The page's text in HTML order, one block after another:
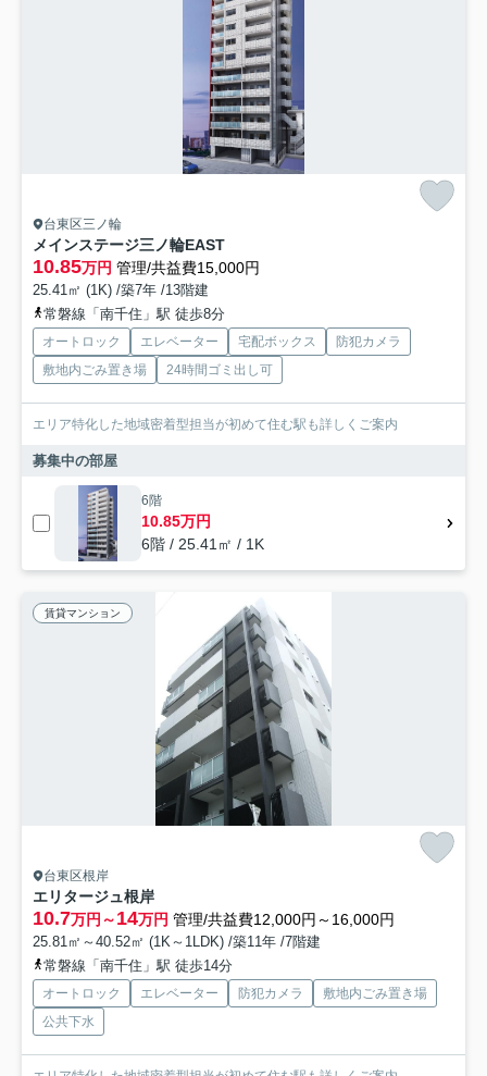
台東区三ノ輪
メインステージ三ノ輪EAST
10.85万円 管理/共益費15,000円
25.41㎡ (1K) /築7年 /13階建
常磐線「南千住」駅 徒歩8分
オートロック エレベーター 宅配ボックス
防犯カメラ
敷地内ごみ置き場
24時間ゴミ出し可
エリア特化した地域密着型担当が初めて住む駅も詳しくご案内
募集中の部屋
6階
10.85万円
6階 / 25.41㎡ / 1K
賃貸マンション
台東区根岸
エリタージュ根岸
10.7万円～14万円 管理/共益費12,000円～16,000円
25.81㎡～40.52㎡ (1K～1LDK) /築11年 /7階建
常磐線「南千住」駅 徒歩14分
オートロック エレベーター 防犯カメラ
敷地内ごみ置き場
公共下水